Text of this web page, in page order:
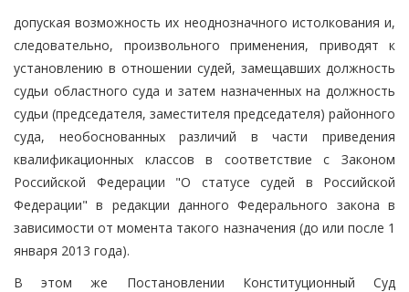
допуская возможность их неоднозначного истолкования и,
следовательно, произвольного применения, приводят к
установлению в отношении судей, замещавших должность
судьи областного суда и затем назначенных на должность
судьи (председателя, заместителя председателя) районного
суда, необоснованных различий в части приведения
квалификационных классов в соответствие с Законом
Российской Федерации "О статусе судей в Российской
Федерации" в редакции данного Федерального закона в
зависимости от момента такого назначения (до или после 1
января 2013 года).
В этом же Постановлении Конституционный Суд